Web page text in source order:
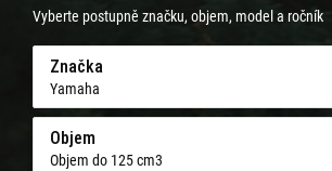
Vyberte postupně značku, objem, model a ročník
Značka
Yamaha
Objem
Objem do 125 cm3